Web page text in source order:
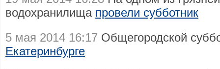
водохранилища провели субботник
5 мая 2014 16:17 Общегородской
Екатеринбурге